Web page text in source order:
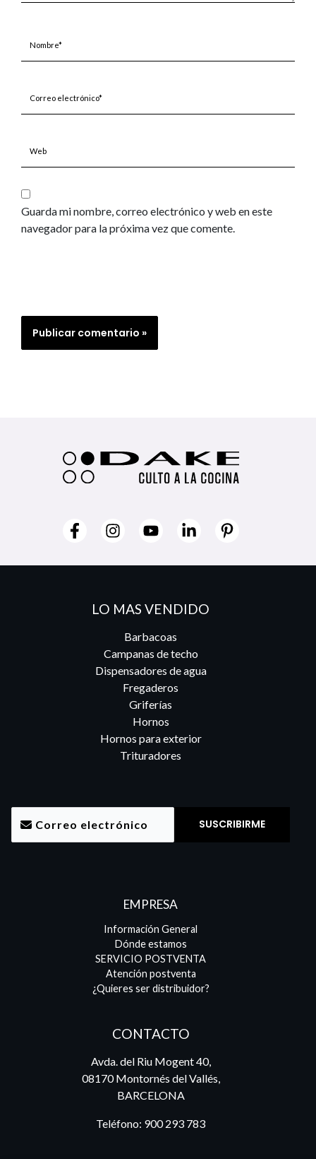
electrónico*
Guarda mi nombre, correo electrónico y web en este
navegador para la próxima vez que comente.
LO MAS VENDIDO
Barbacoas
Campanas de techo
Dispensadores de agua
Fregaderos
Griferías
Hornos
Hornos para exterior
Trituradores
EMPRESA
Información General
Dónde estamos
SERVICIO POSTVENTA
Atención postventa
¿Quieres ser distribuidor?
CONTACTO
Avda. del Riu Mogent 40,
08170 Montornés del Vallés,
BARCELONA
Teléfono: 900 293 783